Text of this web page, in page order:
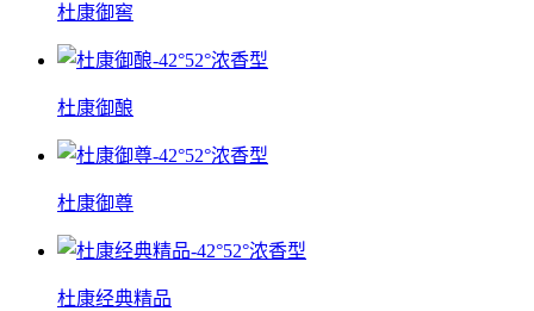
杜康御窖
杜康御酿
杜康御尊
杜康经典精品